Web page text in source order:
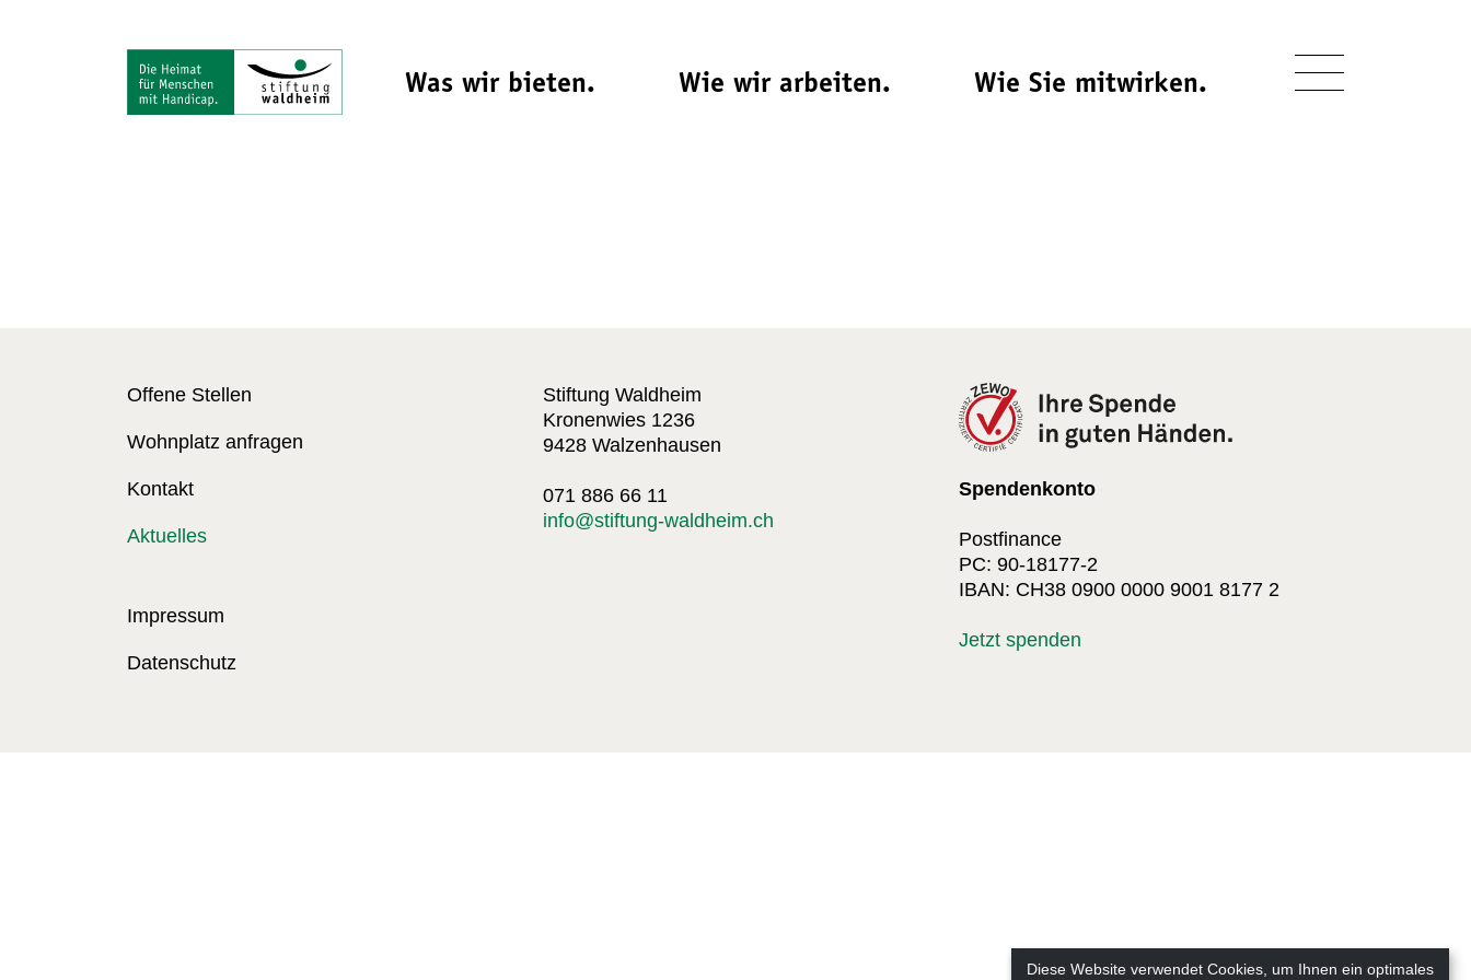
Was wir bieten. Wie wir arbeiten. Wie Sie mitwirken.
Offene Stellen
Wohnplatz anfragen
Kontakt
Aktuelles
Impressum
Datenschutz
Stiftung Waldheim
Kronenwies 1236
9428 Walzenhausen
071 886 66 11
info@stiftung-waldheim.ch
Spendenkonto
Postfinance
PC: 90-18177-2
IBAN: CH38 0900 0000 9001 8177 2
Jetzt spenden
Diese Website verwendet Cookies, um Ihnen ein optimales